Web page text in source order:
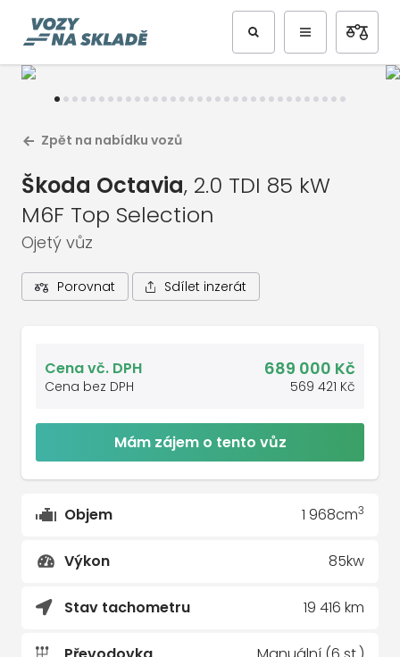
Zpět na nabídku vozů
Škoda Octavia, 2.0 TDI 85 kW
M6F Top Selection
Ojetý vůz
Porovnat Sdílet inzerát
Cena vč. DPH 689 000 Kč
Cena bez DPH 569 421 Kč
Mám zájem o tento vůz
Objem 1 968cm3
Výkon 85kw
Stav tachometru 19 416 km